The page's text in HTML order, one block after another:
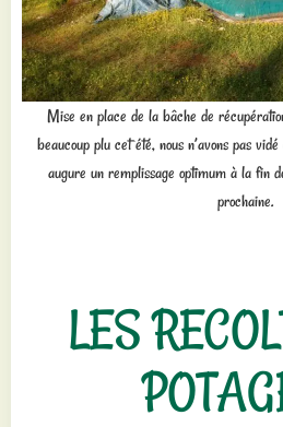
Mise en place de la bâche de
beaucoup plu cet été, nous n’avons pas
augure un remplissage optimum à la fin
prochaine.
LES